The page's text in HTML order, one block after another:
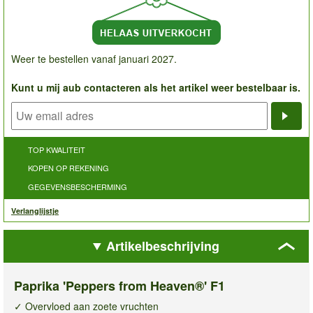
Weer te bestellen vanaf januari 2027.
Kunt u mij aub contacteren als het artikel weer bestelbaar is.
TOP KWALITEIT
KOPEN OP REKENING
GEGEVENSBESCHERMING
Verlanglijstje
Artikelbeschrijving
Paprika 'Peppers from Heaven®' F1
✓ Overvloed aan zoete vruchten